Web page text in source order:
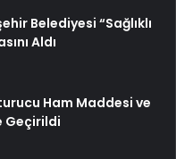
Belediyesi “Sağlıklı
Aldı
Ham Maddesi ve
Geçirildi